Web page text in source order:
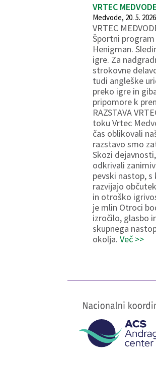
VRTEC MEDVODE
Medvode, 20. 5.
VRTEC
Športni
Henigman.
igre. Za
strokovne
tudi angleške
preko igre in
pripomore k
RAZSTAVA
toku Vrtec
čas oblikovali
razstavo smo
Skozi
odkrivali
pevski nastop,
razvijajo
in otroško
je mlin Otroci
izročilo, glasbo
skupnega
okolja.Več >>